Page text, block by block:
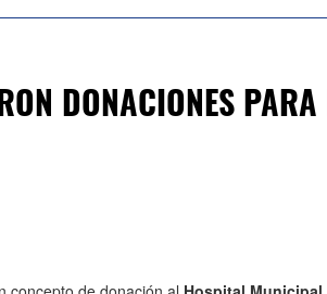
DONACIONES PARA